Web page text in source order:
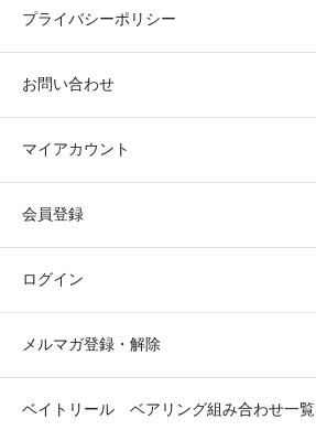
プライバシーポリシー
お問い合わせ
マイアカウント
会員登録
ログイン
メルマガ登録・解除
ベイトリール ベアリング組み合わせ一覧